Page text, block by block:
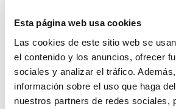
Esta página web usa cookies
Las cookies de este sitio web se
el contenido y los anuncios, ofrecer
sociales y analizar el tráfico.
información sobre el uso que haga
nuestros partners de redes sociales,
¿Has olvidado tu contraseña?